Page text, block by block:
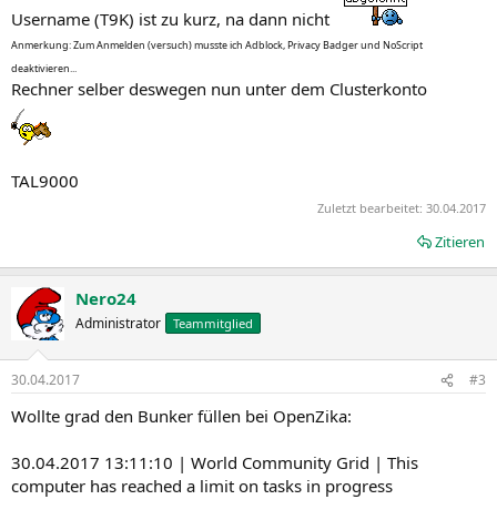
Username (T9K) ist zu kurz, na dann nicht
Anmerkung: Zum Anmelden (versuch) musste ich Adblock, Privacy Badger und NoScript
deaktivieren...
Rechner selber deswegen nun unter dem Clusterkonto
TAL9000
Zuletzt bearbeitet: 30.04.2017
Zitieren
Nero24
Administrator Teammitglied
30.04.2017 #3
Wollte grad den Bunker füllen bei OpenZika:
30.04.2017 13:11:10 | World Community Grid | This
computer has reached a limit on tasks in progress